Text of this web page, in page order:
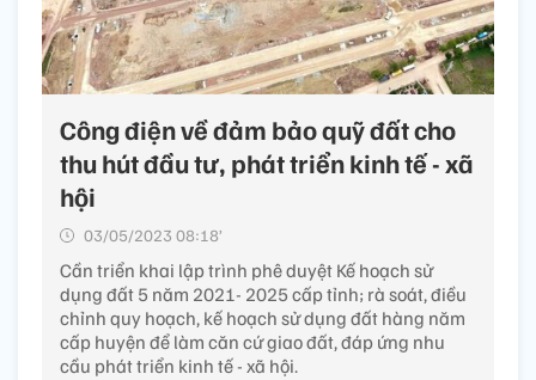
Công điện về đảm bảo quỹ đất cho
thu hút đầu tư, phát triển kinh tế - xã
hội
03/05/2023 08:18’
Cần triển khai lập trình phê duyệt Kế hoạch sử
dụng đất 5 năm 2021- 2025 cấp tỉnh; rà soát, điều
chỉnh quy hoạch, kế hoạch sử dụng đất hàng năm
cấp huyện để làm căn cứ giao đất, đáp ứng nhu
cầu phát triển kinh tế - xã hội.